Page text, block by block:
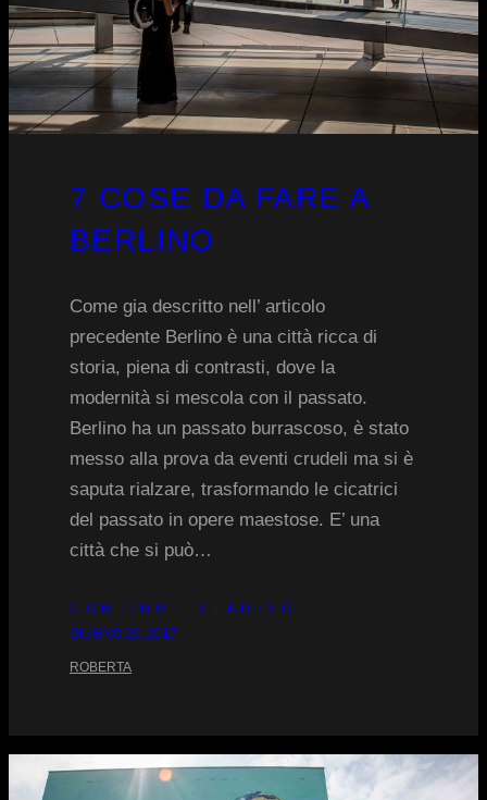
7 COSE DA FARE A
BERLINO
Come gia descritto nell’ articolo
precedente Berlino è una città ricca di
storia, piena di contrasti, dove la
modernità si mescola con il passato.
Berlino ha un passato burrascoso, è stato
messo alla prova da eventi crudeli ma si è
saputa rialzare, trasformando le cicatrici
del passato in opere maestose. E’ una
città che si può…
CONTINUE READING
GIUGNO 20, 2017
ROBERTA